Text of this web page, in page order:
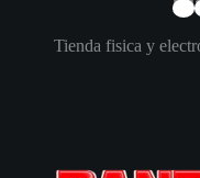
Tienda fisica y